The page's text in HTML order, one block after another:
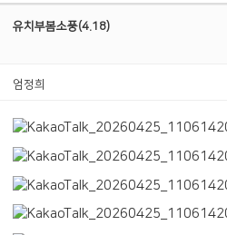
유치부봄소풍(4.18)
엄정희